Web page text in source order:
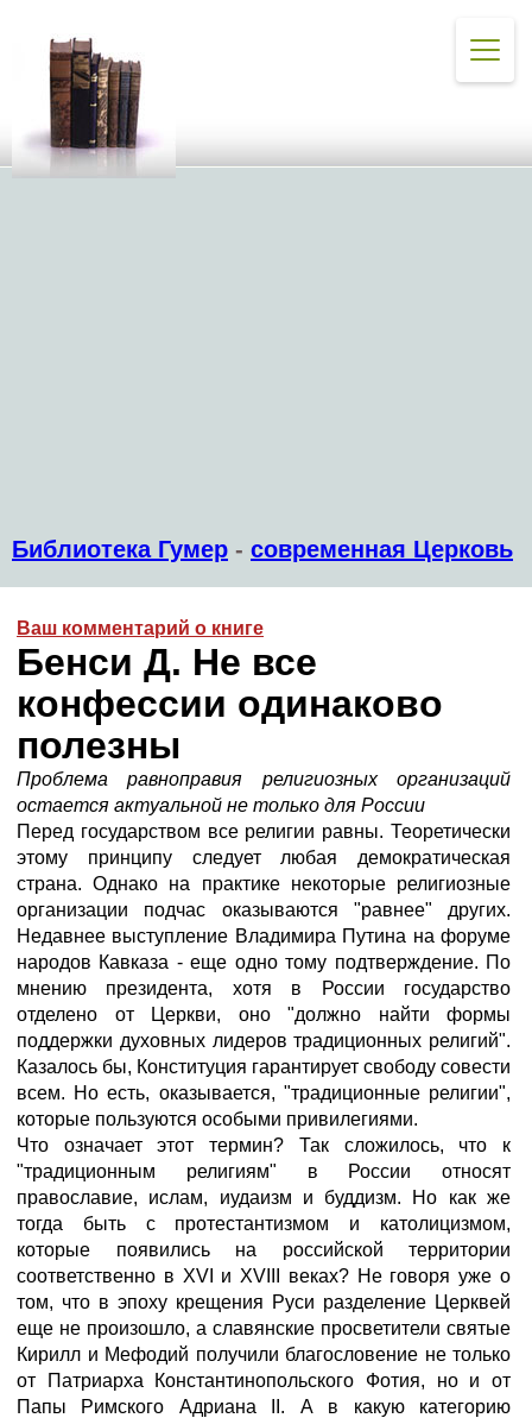
Библиотека Гумер - современная Церковь
Ваш комментарий о книге
Бенси Д. Не все
конфессии одинаково
полезны
Проблема равноправия религиозных организаций
остается актуальной не только для России
Перед государством все религии равны. Теоретически
этому принципу следует любая демократическая
страна. Однако на практике некоторые религиозные
организации подчас оказываются "равнее" других.
Недавнее выступление Владимира Путина на форуме
народов Кавказа - еще одно тому подтверждение. По
мнению президента, хотя в России государство
отделено от Церкви, оно "должно найти формы
поддержки духовных лидеров традиционных религий".
Казалось бы, Конституция гарантирует свободу совести
всем. Но есть, оказывается, "традиционные религии",
которые пользуются особыми привилегиями.
Что означает этот термин? Так сложилось, что к
"традиционным религиям" в России относят
православие, ислам, иудаизм и буддизм. Но как же
тогда быть с протестантизмом и католицизмом,
которые появились на российской территории
соответственно в ХVI и XVIII веках? Не говоря уже о
том, что в эпоху крещения Руси разделение Церквей
еще не произошло, а славянские просветители святые
Кирилл и Мефодий получили благословение не только
от Патриарха Константинопольского Фотия, но и от
Папы Римского Адриана II. А в какую категорию